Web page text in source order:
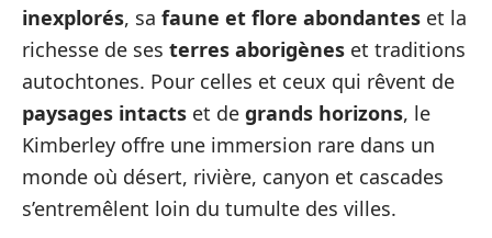
inexplorés, sa faune et flore abondantes et la
richesse de ses terres aborigènes et traditions
autochtones. Pour celles et ceux qui rêvent de
paysages intacts et de grands horizons, le
Kimberley offre une immersion rare dans un
monde où désert, rivière, canyon et cascades
s’entremêlent loin du tumulte des villes.